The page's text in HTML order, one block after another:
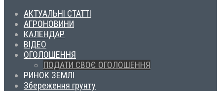
АКТУАЛЬНІ СТАТТІ
АГРОНОВИНИ
КАЛЕНДАР
ВІДЕО
ОГОЛОШЕННЯ
ПОДАТИ СВОЄ ОГОЛОШЕННЯ
РИНОК ЗЕМЛІ
Збереження грунту